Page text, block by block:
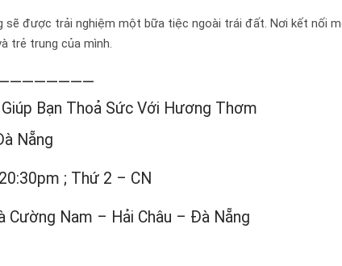
sẽ được trải nghiệm một bữa tiệc ngoài trái đất. Nơi kết nối
trẻ trung của mình.
Bạn Thoả Sức Với Hương Thơm
Nẵng
; Thứ 2 – CN
Cường Nam – Hải Châu – Đà Nẵng